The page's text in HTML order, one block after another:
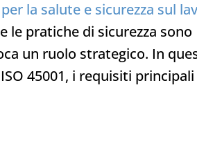
la salute e sicurezza sul
le pratiche di sicurezza sono
un ruolo strategico. In
45001, i requisiti principali